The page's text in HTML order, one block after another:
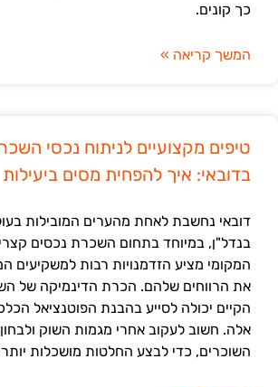
כך קונים.
המשך קריאה »
טיפים מקצועיים לניתוח נכסי
בדובאי: איך להפחית מסים ביעילות
דובאי נחשבת לאחת מהערים המובילות
בנדל"ן, במיוחד בתחום השכרת נכסים קצרי
המקומי מציע הזדמנויות רבות למשקיעים
את הרווחים שלהם. הכרת הדינמיקה של
הקיים יכולה לסייע בהבנת הפוטנציאל
אלה. חשוב לעקוב אחרי מגמות השוק
השוכרים, כדי לבצע החלטות מושכלות